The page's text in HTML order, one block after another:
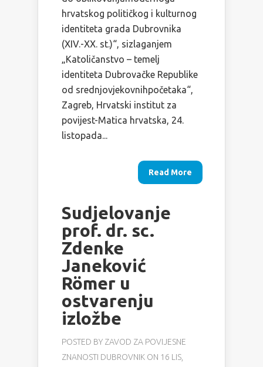
hrvatskog političkog i kulturnog
identiteta grada Dubrovnika
(XIV.-XX. st.)“, sizlaganjem
„Katoličanstvo – temelj
identiteta Dubrovačke Republike
od srednjovjekovnihpočetaka“,
Zagreb, Hrvatski institut za
povijest-Matica hrvatska, 24.
listopada...
Read More
Sudjelovanje
prof. dr. sc.
Zdenke
Janeković
Römer u
ostvarenju
izložbe
POSTED BY ZAVOD ZA POVIJESNE
ZNANOSTI DUBROVNIK ON 16 LIS,